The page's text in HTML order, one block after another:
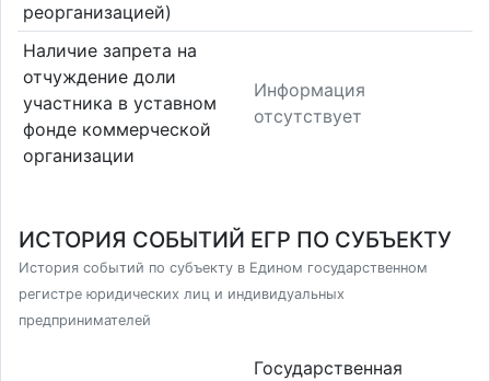
реорганизацией)
Наличие запрета на
отчуждение доли
участника в уставном
фонде коммерческой
организации
Информация
отсутствует
ИСТОРИЯ СОБЫТИЙ ЕГР ПО СУБЪЕКТУ
История событий по субъекту в Едином государственном
регистре юридических лиц и индивидуальных
предпринимателей
Государственная